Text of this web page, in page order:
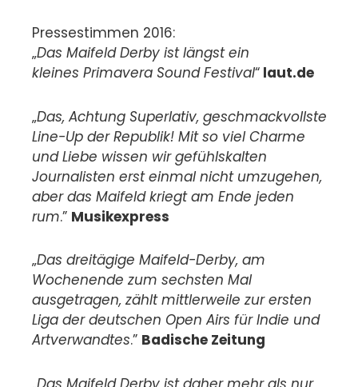
Pressestimmen 2016:
„Das Maifeld Derby ist längst ein
kleines Primavera Sound Festival“ laut.de
„Das, Achtung Superlativ, geschmackvollste
Line-Up der Republik! Mit so viel Charme
und Liebe wissen wir gefühlskalten
Journalisten erst einmal nicht umzugehen,
aber das Maifeld kriegt am Ende jeden
rum.” Musikexpress
„Das dreitägige Maifeld-Derby, am
Wochenende zum sechsten Mal
ausgetragen, zählt mittlerweile zur ersten
Liga der deutschen Open Airs für Indie und
Artverwandtes.” Badische Zeitung